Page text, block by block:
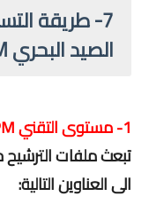
7- طريقة
الصيد البحري ITPM - CQPM
1- مستوى التقني ITPM:
تبعث ملفات الترشيح
الى العناوين التالية: